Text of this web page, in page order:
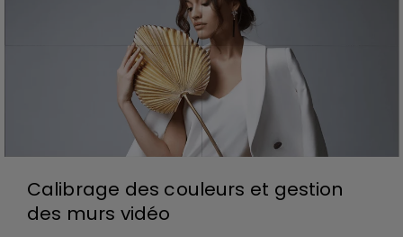
Calibrage des couleurs et gestion
des murs vidéo